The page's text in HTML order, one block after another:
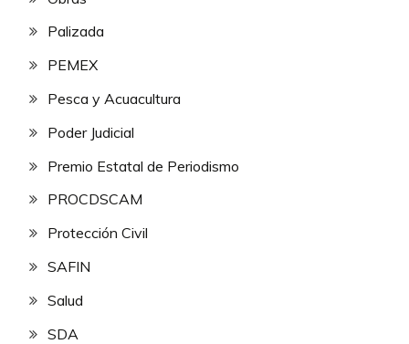
Palizada
PEMEX
Pesca y Acuacultura
Poder Judicial
Premio Estatal de Periodismo
PROCDSCAM
Protección Civil
SAFIN
Salud
SDA